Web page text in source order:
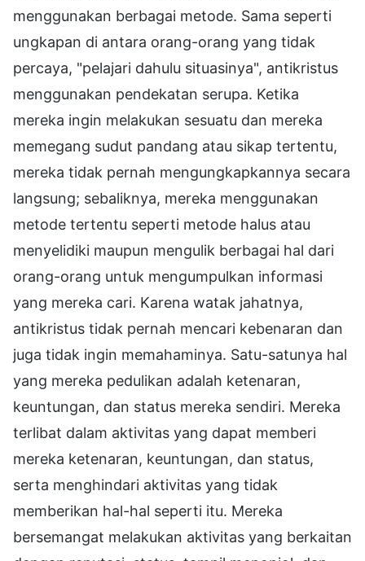
menggunakan berbagai metode. Sama seperti
ungkapan di antara orang-orang yang tidak
percaya, "pelajari dahulu situasinya", antikristus
menggunakan pendekatan serupa. Ketika
mereka ingin melakukan sesuatu dan mereka
memegang sudut pandang atau sikap tertentu,
mereka tidak pernah mengungkapkannya secara
langsung; sebaliknya, mereka menggunakan
metode tertentu seperti metode halus atau
menyelidiki maupun mengulik berbagai hal dari
orang-orang untuk mengumpulkan informasi
yang mereka cari. Karena watak jahatnya,
antikristus tidak pernah mencari kebenaran dan
juga tidak ingin memahaminya. Satu-satunya hal
yang mereka pedulikan adalah ketenaran,
keuntungan, dan status mereka sendiri. Mereka
terlibat dalam aktivitas yang dapat memberi
mereka ketenaran, keuntungan, dan status,
serta menghindari aktivitas yang tidak
memberikan hal-hal seperti itu. Mereka
bersemangat melakukan aktivitas yang berkaitan